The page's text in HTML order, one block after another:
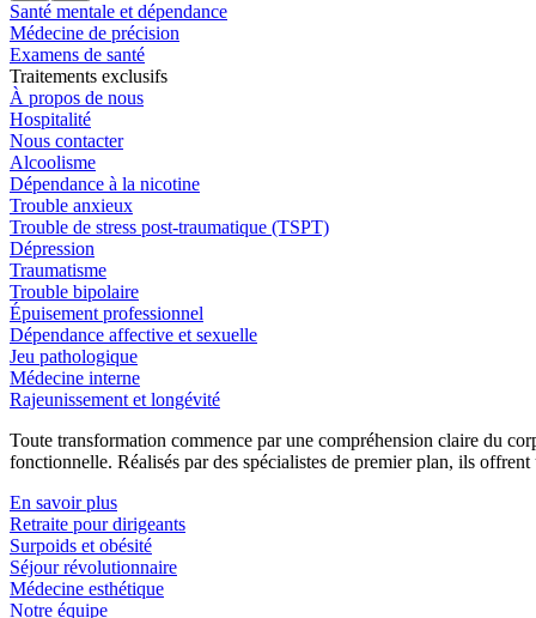
Santé mentale et dépendance
Médecine de précision
Examens de santé
Traitements exclusifs
À propos de nous
Hospitalité
Nous contacter
Alcoolisme
Dépendance à la nicotine
Trouble anxieux
Trouble de stress post-traumatique (TSPT)
Dépression
Traumatisme
Trouble bipolaire
Épuisement professionnel
Dépendance affective et sexuelle
Jeu pathologique
Médecine interne
Rajeunissement et longévité
Toute transformation commence par une compréhension claire du
fonctionnelle. Réalisés par des spécialistes de premier plan, ils
En savoir plus
Retraite pour dirigeants
Surpoids et obésité
Séjour révolutionnaire
Médecine esthétique
Notre équipe